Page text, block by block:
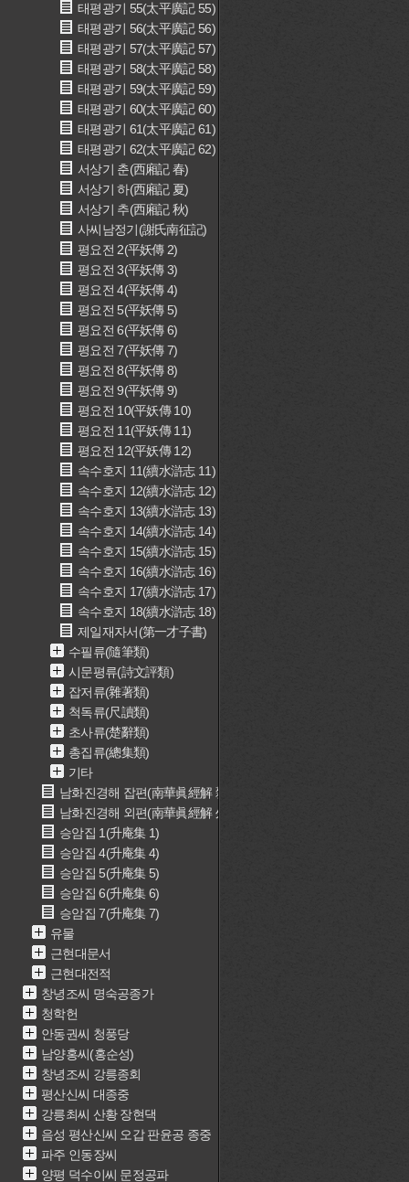
태평광기 55(太平廣記 55)
태평광기 56(太平廣記 56)
태평광기 57(太平廣記 57)
태평광기 58(太平廣記 58)
태평광기 59(太平廣記 59)
태평광기 60(太平廣記 60)
태평광기 61(太平廣記 61)
태평광기 62(太平廣記 62)
서상기 춘(西廂記 春)
서상기 하(西廂記 夏)
서상기 추(西廂記 秋)
사씨남정기(謝氏南征記)
평요전 2(平妖傳 2)
평요전 3(平妖傳 3)
평요전 4(平妖傳 4)
평요전 5(平妖傳 5)
평요전 6(平妖傳 6)
평요전 7(平妖傳 7)
평요전 8(平妖傳 8)
평요전 9(平妖傳 9)
평요전 10(平妖傳 10)
평요전 11(平妖傳 11)
평요전 12(平妖傳 12)
속수호지 11(續水滸志 11)
속수호지 12(續水滸志 12)
속수호지 13(續水滸志 13)
속수호지 14(續水滸志 14)
속수호지 15(續水滸志 15)
속수호지 16(續水滸志 16)
속수호지 17(續水滸志 17)
속수호지 18(續水滸志 18)
제일재자서(第一才子書)
수필류(隨筆類)
시문평류(詩文評類)
잡저류(雜著類)
척독류(尺讀類)
초사류(楚辭類)
총집류(總集類)
기타
남화진경해 잡편(南華眞經解 雜篇)
남화진경해 외편(南華眞經解 外篇)
승암집 1(升庵集 1)
승암집 4(升庵集 4)
승암집 5(升庵集 5)
승암집 6(升庵集 6)
승암집 7(升庵集 7)
유물
근현대문서
근현대전적
창녕조씨 명숙공종가
청학헌
안동권씨 청풍당
남양홍씨(홍순성)
창녕조씨 강릉종회
평산신씨 대종중
강릉최씨 산황 장현댁
음성 평산신씨 오갑 판윤공 종중
파주 인동장씨
양평 덕수이씨 문정공파